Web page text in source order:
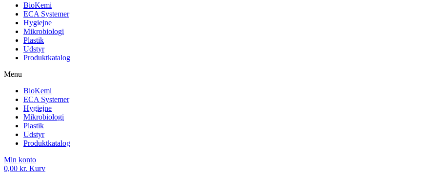
BioKemi
ECA Systemer
Hygiejne
Mikrobiologi
Plastik
Udstyr
Produktkatalog
Menu
BioKemi
ECA Systemer
Hygiejne
Mikrobiologi
Plastik
Udstyr
Produktkatalog
Min konto
0,00 kr. Kurv